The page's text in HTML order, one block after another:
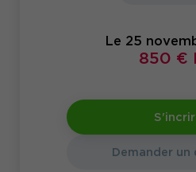
Le 25
850 €
Demander un